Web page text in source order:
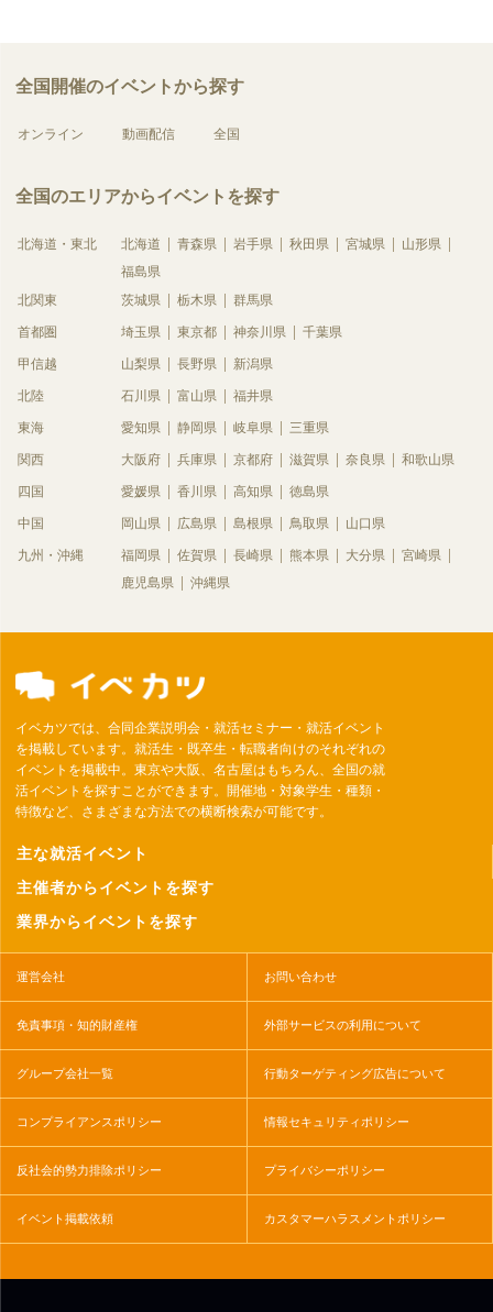
全国開催のイベントから探す
オンライン 動画配信 全国
全国のエリアからイベントを探す
北海道・東北 北海道 青森県 岩手県 秋田県 宮城県
山形県
福島県
北関東
茨城県 栃木県 群馬県
首都圏 埼玉県 東京都 神奈川県 千葉県
甲信越 山梨県 長野県 新潟県
北陸 石川県 富山県 福井県
東海 愛知県 静岡県 岐阜県 三重県
関西 大阪府 兵庫県 京都府 滋賀県 奈良県 和歌山県
四国 愛媛県 香川県 高知県 徳島県
中国 岡山県 広島県 島根県 鳥取県 山口県
九州・沖縄 福岡県 佐賀県 長崎県 熊本県 大分県
宮崎県
鹿児島県
沖縄県
イベカツでは、合同企業説明会・就活セミナー・就活イベント
を掲載しています。就活生・既卒生・転職者向けのそれぞれの
イベントを掲載中。東京や大阪、名古屋はもちろん、全国の就
活イベントを探すことができます。開催地・対象学生・種類・
特徴など、さまざまな方法での横断検索が可能です。
主な就活イベント
主催者からイベントを探す
業界からイベントを探す
運営会社 お問い合わせ
免責事項・知的財産権 外部サービスの利用について
グループ会社一覧 行動ターゲティング広告について
コンプライアンスポリシー 情報セキュリティポリシー
反社会的勢力排除ポリシー プライバシーポリシー
イベント掲載依頼 カスタマーハラスメントポリシー